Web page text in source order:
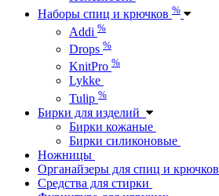
Наборы спиц и крючков %
Addi %
Drops %
KnitPro %
Lykke
Tulip %
Бирки для изделий
Бирки кожаные
Бирки силиконовые
Ножницы
Органайзеры для спиц и крючков
Средства для стирки